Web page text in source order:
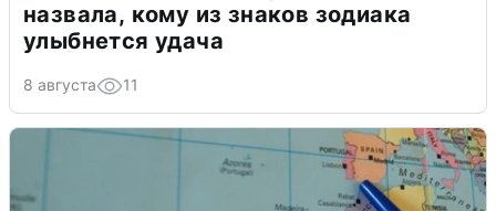
назвала, кому из знаков зодиака
улыбнется удача
8 августа 11